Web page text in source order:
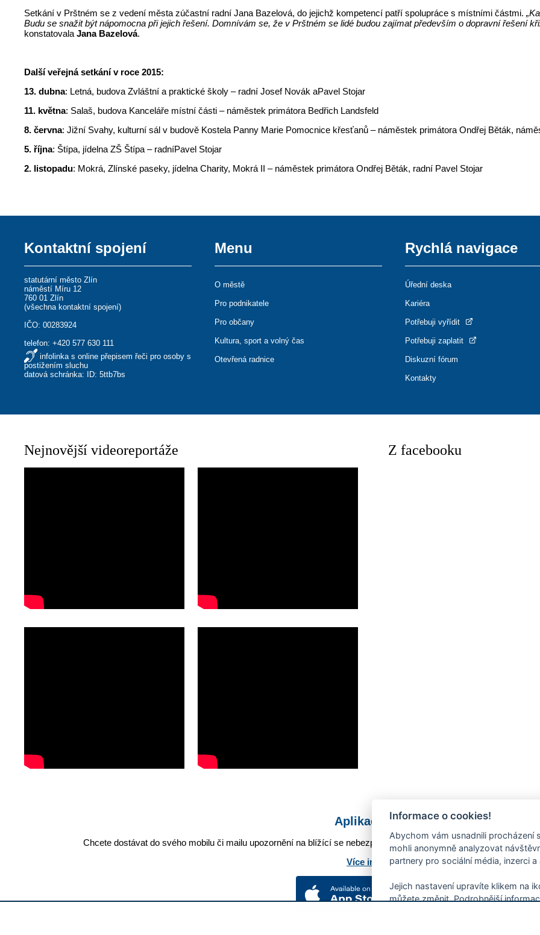
Setkání v Prštném se z vedení města zúčastní radní Jana Bazelová, do jejichž kompetencí patří spolupráce s místními částmi.
Budu se snažit být nápomocna při jejich řešení. Domnívám se, že v Prštném se lidé budou zajímat především o dopravní řešení
konstatovalaJana Bazelová.
Další veřejná setkání v roce 2015:
13. dubna: Letná, budova Zvláštní a praktické školy – radní Josef Novák aPavel Stojar
11. května: Salaš, budova Kanceláře místní části – náměstek primátora Bedřich Landsfeld
8. června: Jižní Svahy, kulturní sál v budově Kostela Panny Marie Pomocnice křesťanů – náměstek primátora Ondřej Běták,
5. října: Štípa, jídelna ZŠ Štípa – radníPavel Stojar
2. listopadu: Mokrá, Zlínské paseky, jídelna Charity, Mokrá II – náměstek primátora Ondřej Běták, radní Pavel Stojar
Kontaktní spojení
statutární město Zlín
náměstí Míru 12
760 01 Zlín
(všechna kontaktní spojení)
IČO: 00283924
telefon:+420 577 630 111
infolinka s online přepisem řeči pro osoby s
postižením sluchu
datová schránka: ID: 5ttb7bs
Menu
O městě
Pro podnikatele
Pro občany
Kultura, sport a volný čas
Otevřená radnice
Rychlá navigace
Úřední deska
Kariéra
Potřebuji vyřídit
Potřebuji zaplatit
Diskuzní fórum
Kontakty
Nejnovější videoreportáže Z facebooku
Aplikace Mobilní rozhlas
Chcete dostávat do svého mobilu či mailu upozornění na blížící se nebezpečí, odstávky, poruchy a výpadky
Více informací o aplikaci
Informace o cookies!
Abychom vám usnadnili procházení
mohli anonymně analyzovat
partnery pro sociální média, inzerci a
Jejich nastavení upravíte klikem na
můžete změnit. Podrobnější